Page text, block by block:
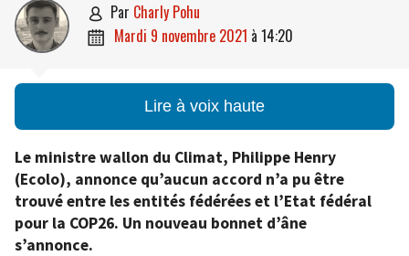
 par Charly Pohu
 mardi 9 novembre 2021 à 14:20
Lire à voix haute
Le ministre wallon du Climat, Philippe Henry
(Ecolo), annonce qu’aucun accord n’a pu être
trouvé entre les entités fédérées et l’Etat fédéral
pour la COP26. Un nouveau bonnet d’âne
s’annonce.